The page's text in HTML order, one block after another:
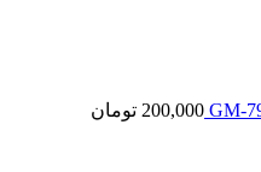
200,000 تومان